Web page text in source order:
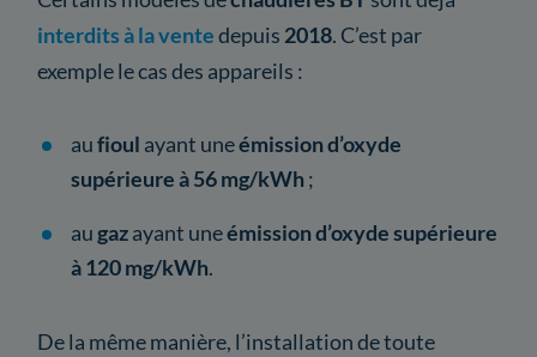
interdits à la ventedepuis 2018. C’est par
exemple le cas des appareils :
aufioul ayant uneémission d’oxyde
supérieure à 56 mg/kWh;
augazayant uneémission d’oxyde supérieure
à 120 mg/kWh.
De la même manière, l’installation de toute